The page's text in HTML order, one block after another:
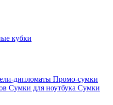
кубки
дипломаты Промо-сумки
Сумки для ноутбука Сумки